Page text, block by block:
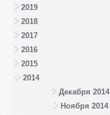
2019
2018
2017
2016
2015
2014
Декабря 2014
Ноября 2014